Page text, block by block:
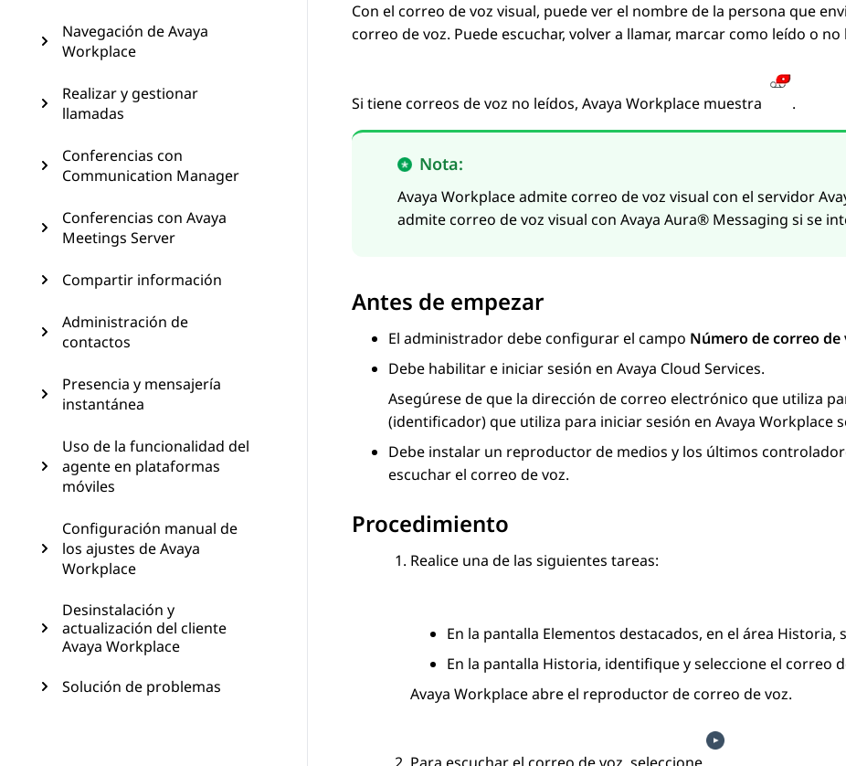
Navegación de Avaya
Workplace
Realizar y gestionar
llamadas
Conferencias con
Communication Manager
Conferencias con Avaya
Meetings Server
Compartir información
Administración de
contactos
Presencia y mensajería
instantánea
Uso de la funcionalidad del
agente en plataformas
móviles
Configuración manual de
los ajustes de Avaya
Workplace
Desinstalación y
actualización del cliente
Avaya Workplace
Solución de problemas
Con el correo de voz visual, puede ver el nombre de la persona que
correo de voz. Puede escuchar, volver a llamar, marcar como leído o
Si tiene correos de voz no leídos, Avaya Workplace muestra .
Nota:
Avaya Workplaceadmite correo de voz visual con el servidor
admite correo de voz visual con Avaya Aura® Messaging si se
Antes de empezar
El administrador debe configurar el campo Número de correo de
Debe habilitar e iniciar sesión en Avaya Cloud Services.
Asegúrese de que la dirección de correo electrónico que utiliza
(identificador) que utiliza para iniciar sesión en Avaya Workplace
Debe instalar un reproductor de medios y los últimos
escuchar el correo de voz.
Procedimiento
Realice una de las siguientes tareas:
En la pantalla Elementos destacados, en el área Historia,
En la pantalla Historia, identifique y seleccione el correo
Avaya Workplaceabre el reproductor de correo de voz.